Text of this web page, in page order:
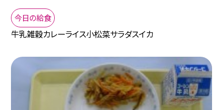
今日の給食
牛乳雑穀カレーライス小松菜サラダスイカ